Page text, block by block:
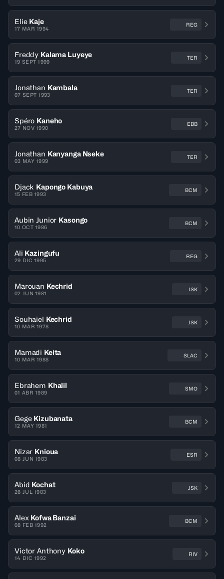
Elie Kaje
17 MAR 1994
REG
Freddy Kalama Luyeye
19 SEPT 1999
TER
Jonathan Kambala
07 SEPT 1993
TER
Spéro Kaneho
27 NOV 1990
EBB
Jonathan Kanyanga Nseke
03 MAY 1999
TER
Djack Kapongo Kabuya
15 FEB 1993
BCM
Aubin Junior Kasongo
10 OCT 1986
BCM
Ali Kazingufu
29 DIC 1995
REG
Marouan Kechrid
02 JUN 1981
JSK
Souhaiel Kechrid
10 MAR 1978
JSK
Mamadi Keita
10 MAR 1988
SLAC
Ebrahem Khalil
01 ABR 1989
SMO
Gege Kizubanata
12 MAY 1981
BCM
Nizar Knioua
08 JUN 1983
ESR
Abid Kochat
26 JUL 1983
JSK
Alex Kofwa Banzai
08 FEB 1992
BCM
Victor Anthony Koko
14 DIC 1992
RIV